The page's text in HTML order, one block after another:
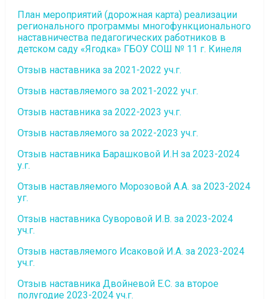
План мероприятий (дорожная карта) реализации
регионального программы многофункционального
наставничества педагогических работников в
детском саду «Ягодка» ГБОУ СОШ № 11 г. Кинеля
Отзыв наставника за 2021-2022 уч.г.
Отзыв наставляемого за 2021-2022 уч.г.
Отзыв наставника за 2022-2023 уч.г.
Отзыв наставляемого за 2022-2023 уч.г.
Отзыв наставника Барашковой И.Н за 2023-2024
у.г.
Отзыв наставляемого Морозовой А.А. за 2023-2024
уг.
Отзыв наставника Суворовой И.В. за 2023-2024
уч.г.
Отзыв наставляемого Исаковой И.А. за 2023-2024
уч.г.
Отзыв наставника Двойневой Е.С. за второе
полугодие 2023-2024 уч.г.